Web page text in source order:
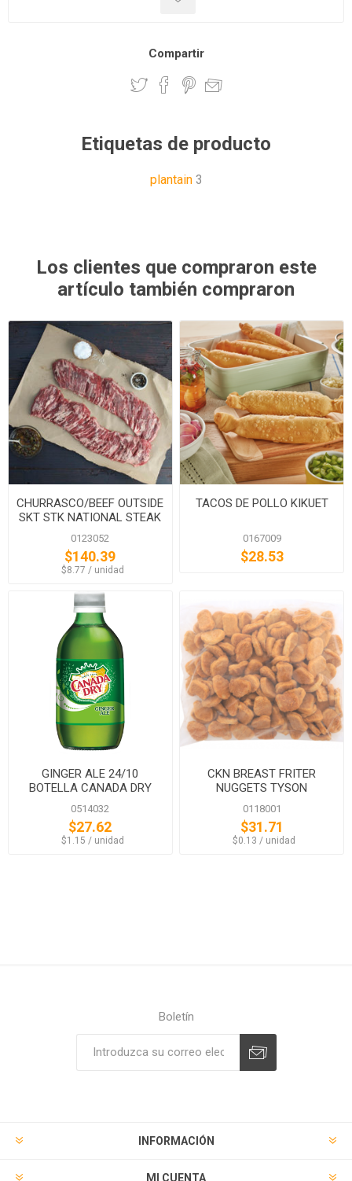
Compartir
Etiquetas de producto
plantain 3
Los clientes que compraron este
artículo también compraron
CHURRASCO/BEEF OUTSIDE
SKT STK NATIONAL STEAK
0123052
$140.39
‏‏‎ ‎‏‏‎ ‎$8.77 / unidad
TACOS DE POLLO KIKUET
0167009
$28.53
GINGER ALE 24/10
BOTELLA CANADA DRY
0514032
$27.62
‏‏‎ ‎‏‏‎ ‎$1.15 / unidad
CKN BREAST FRITER
NUGGETS TYSON
0118001
$31.71
‏‏‎ ‎‏‏‎ ‎$0.13 / unidad
Boletín
INFORMACIÓN
MI CUENTA